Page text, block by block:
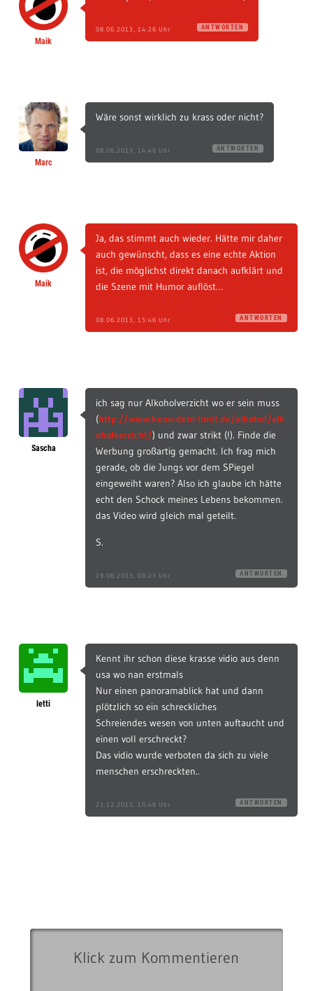
Maik
08.06.2013, 14:26 Uhr ANTWORTEN
Marc
Wäre sonst wirklich zu krass oder nicht?
08.06.2013, 14:46 Uhr ANTWORTEN
Maik
Ja, das stimmt auch wieder. Hätte mir daher
auch gewünscht, dass es eine echte Aktion
ist, die möglichst direkt danach aufklärt und
die Szene mit Humor auflöst…
08.06.2013, 15:46 Uhr ANTWORTEN
Sascha
ich sag nur Alkoholverzicht wo er sein muss
(http://www.kenn-dein-limit.de/alkohol/alk
oholverzicht/) und zwar strikt (!). Finde die
Werbung großartig gemacht. Ich frag mich
gerade, ob die Jungs vor dem SPiegel
eingeweiht waren? Also ich glaube ich hätte
echt den Schock meines Lebens bekommen.
das Video wird gleich mal geteilt.
S.
19.06.2013, 09:23 Uhr ANTWORTEN
letti
Kennt ihr schon diese krasse vidio aus denn
usa wo nan erstmals
Nur einen panoramablick hat und dann
plötzlich so ein schreckliches
Schreiendes wesen von unten auftaucht und
einen voll erschreckt?
Das vidio wurde verboten da sich zu viele
menschen erschreckten..
23.12.2013, 10:48 Uhr ANTWORTEN